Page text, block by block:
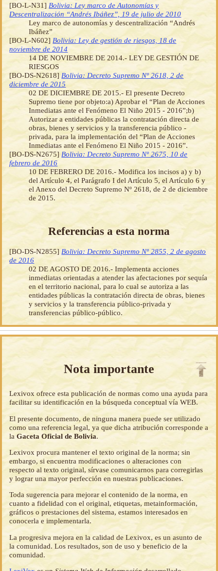
[BO-L-N31] Bolivia: Ley marco de Autonomías y
Descentralización “Andrés Ibáñez”, 19 de julio de 2010
Ley marco de autonomías y descentralización “Andrés
Ibáñez”
[BO-L-N602] Bolivia: Ley de gestión de riesgos, 18 de
noviembre de 2014
14 DE NOVIEMBRE DE 2014.- LEY DE GESTIÓN DE
RIESGOS
[BO-DS-N2618] Bolivia: Decreto Supremo Nº 2618, 2 de
diciembre de 2015
02 DE DICIEMBRE DE 2015.- El presente Decreto
Supremo tiene por objeto:a) Aprobar el “Plan de Acciones
Inmediatas ante el Fenómeno El Niño 2015 - 2016”;b)
Autorizar a entidades públicas la contratación directa de
obras, bienes y servicios y la transferencia público -
privada, para la implementación del “Plan de Acciones
Inmediatas ante el Fenómeno El Niño 2015 - 2016”.
[BO-DS-N2675] Bolivia: Decreto Supremo Nº 2675, 10 de
febrero de 2016
10 DE FEBRERO DE 2016.- Modifica los incisos a) y b)
del Artículo 4, el Parágrafo I del Artículo 5, el Artículo 6 y
el Anexo del Decreto Supremo Nº 2618, de 2 de diciembre
de 2015.
Referencias a esta norma
[BO-DS-N2855] Bolivia: Decreto Supremo Nº 2855, 2 de agosto
de 2016
02 DE AGOSTO DE 2016.- Implementa acciones
inmediatas orientadas a atender las afectaciones por sequía
en el territorio nacional, para lo cual se autoriza a las
entidades públicas la contratación directa de obras, bienes
y servicios y la transferencia público-privada y
transferencias público-público.
Nota importante
Lexivox ofrece esta publicación de normas como una ayuda para
facilitar su identificación en la búsqueda conceptual vía WEB.
El presente documento, de ninguna manera puede ser utilizado
como una referencia legal, ya que dicha atribución corresponde a
laGaceta Oficial de Bolivia.
Lexivox procura mantener el texto original de la norma; sin
embargo, si encuentra modificaciones o alteraciones con
respecto al texto original, sírvase comunicarnos para corregirlas
y lograr una mayor perfección en nuestras publicaciones.
Toda sugerencia para mejorar el contenido de la norma, en
cuanto a fidelidad con el original, etiquetas, metainformación,
gráficos o prestaciones del sistema, estamos interesados en
conocerla e implementarla.
La progresiva mejora en la calidad de Lexivox, es un asunto de
la comunidad. Los resultados, son de uso y beneficio de la
comunidad.